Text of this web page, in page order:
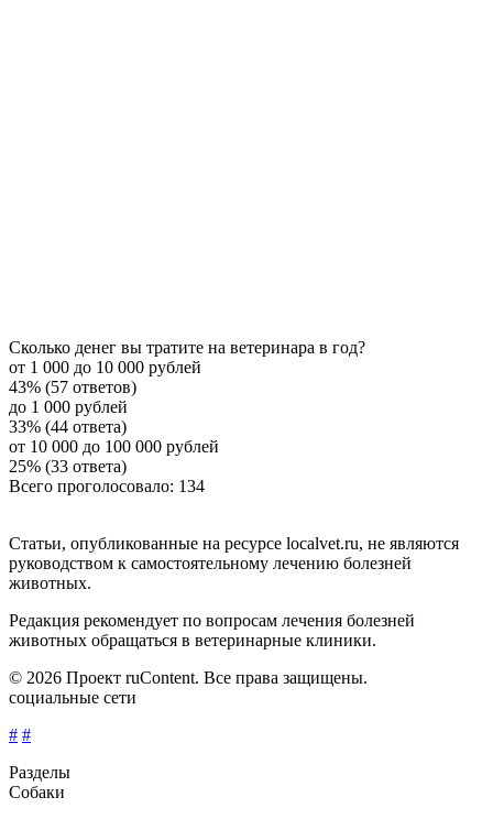
Сколько денег вы тратите на ветеринара в год?
от 1 000 до 10 000 рублей
43% (57 ответов)
до 1 000 рублей
33% (44 ответа)
от 10 000 до 100 000 рублей
25% (33 ответа)
Всего проголосовало: 134
Статьи, опубликованные на ресурсе localvet.ru, не являются
руководством к самостоятельному лечению болезней
животных.
Редакция рекомендует по вопросам лечения болезней
животных обращаться в ветеринарные клиники.
© 2026 Проект ruContent. Все права защищены.
социальные сети
# #
Разделы
Собаки